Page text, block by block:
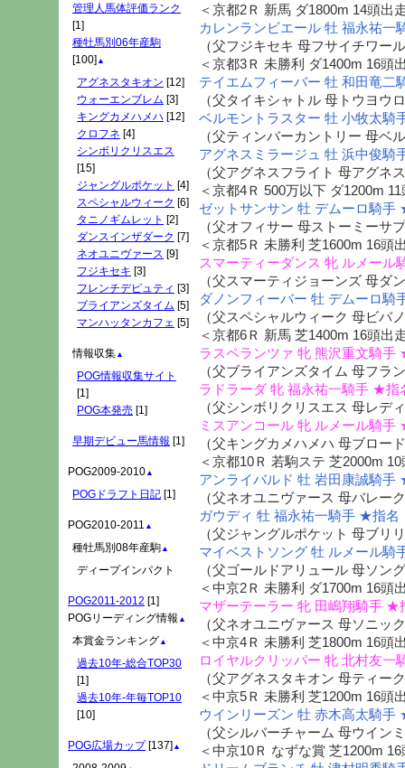
＜京都2Ｒ 新馬 ダ1800m 14頭出
カレンランビエール 牡 福永祐
（父フジキセキ 母フサイチワー
＜京都3Ｒ 未勝利 ダ1400m 16頭
テイエムフィーバー 牡 和田竜二
（父タイキシャトル 母トウヨウ
ベルモントラスター 牡 小牧太騎
（父ティンバーカントリー 母ベ
アグネスミラージュ 牡 浜中俊騎
（父アグネスフライト 母アグネ
＜京都4Ｒ 500万以下 ダ1200m
ゼットサンサン 牡 デムーロ騎手
（父オフィサー 母ストーミーサ
＜京都5Ｒ 未勝利 芝1600m 16頭
スマーティーダンス 牝 ルメー
（父スマーティジョーンズ 母ダ
ダノンフィーバー 牡 デムーロ騎
（父スペシャルウィーク 母ビバ
＜京都6Ｒ 新馬 芝1400m 16頭出
ラスペランツァ 牝 熊沢重文騎手
（父ブライアンズタイム 母フラ
ラドラーダ 牝 福永祐一騎手 ★指
（父シンボリクリスエス 母レデ
ミスアンコール 牝 ルメール騎手
（父キングカメハメハ 母ブロー
＜京都10Ｒ 若駒ステ 芝2000m
アンライバルド 牡 岩田康誠騎手
（父ネオユニヴァース 母バレー
ガウディ 牡 福永祐一騎手 ★指名
（父ジャングルポケット 母ブリ
マイベストソング 牡 ルメール騎
（父ゴールドアリュール 母ソン
＜中京2Ｒ 未勝利 ダ1700m 16頭
マザーテーラー 牝 田嶋翔騎手 ★
（父ネオユニヴァース 母ソニッ
＜中京4Ｒ 未勝利 芝1800m 16頭
ロイヤルクリッパー 牝 北村友
（父アグネスタキオン 母ティー
＜中京5Ｒ 未勝利 芝1200m 16頭
ウインリーズン 牡 赤木高太騎手
（父シルバーチャーム 母ウイン
＜中京10Ｒ なずな賞 芝1200m
管理人馬体評価ランク
[1]
種牡馬別06年産駒
[100] ▲
アグネスタキオン [12]
ウォーエンブレム [3]
キングカメハメハ [12]
クロフネ [4]
シンボリクリスエス
[15]
ジャングルポケット [4]
スペシャルウィーク [6]
タニノギムレット [2]
ダンスインザダーク [7]
ネオユニヴァース [9]
フジキセキ [3]
フレンチデピュティ [3]
ブライアンズタイム [5]
マンハッタンカフェ [5]
情報収集 ▲
POG情報収集サイト
[1]
POG本発売 [1]
早期デビュー馬情報 [1]
POG2009-2010 ▲
POGドラフト日記 [1]
POG2010-2011 ▲
種牡馬別08年産駒 ▲
ディープインパクト
POG2011-2012 [1]
POGリーディング情報 ▲
本賞金ランキング ▲
過去10年-総合TOP30
[1]
過去10年-年毎TOP10
[10]
POG広場カップ[137] ▲